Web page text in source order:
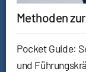
Methoden
Pocket Guide:
und